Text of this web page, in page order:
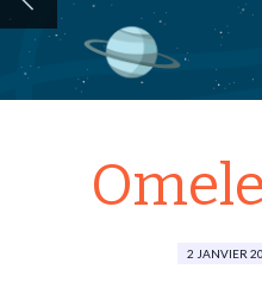
2 JANVIER